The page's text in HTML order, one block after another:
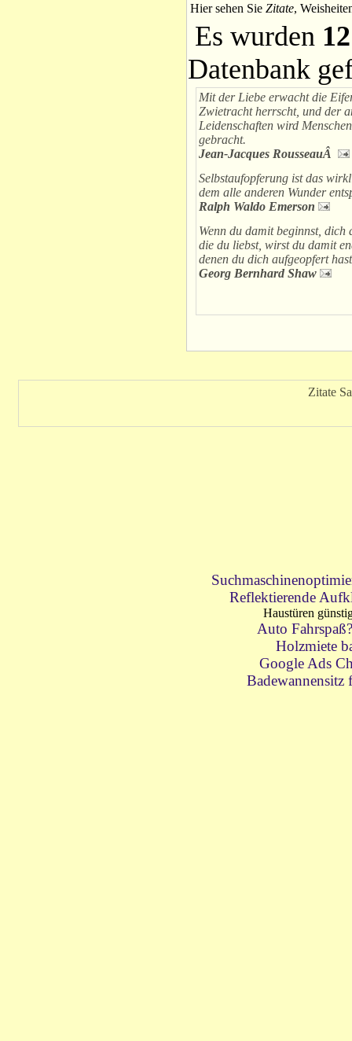
Hier sehen Sie Zitate,
Es wurden 12
Datenbank
Mit der Liebe erwacht die
Zwietracht herrscht, und der
Leidenschaften wird
gebracht.
Jean-Jacques RousseauÂ
Selbstaufopferung ist das
dem alle anderen Wunder
Ralph Waldo Emerson
Wenn du damit beginnst, dich
die du liebst, wirst du damit
denen du dich aufgeopfert
Georg Bernhard Shaw
Zitate
Reflektierende
Haustüren
Auto
Holzmiete
Google Ads
Badewannensitz